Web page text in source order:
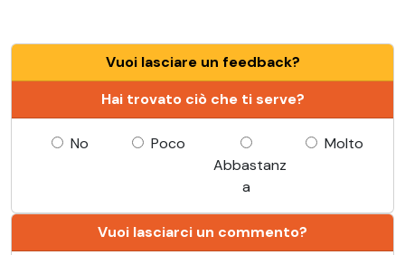
Vuoi lasciare un feedback?
Hai trovato ciò che ti serve?
No
Poco
Abbastanz
a
Molto
Vuoi lasciarci un commento?